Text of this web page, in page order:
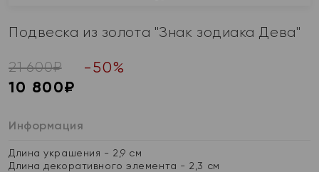
Подвеска из золота "Знак зодиака Дева"
21 600₽ -50%
10 800₽
Информация
Длина украшения - 2,9 см
Длина декоративного элемента - 2,3 см